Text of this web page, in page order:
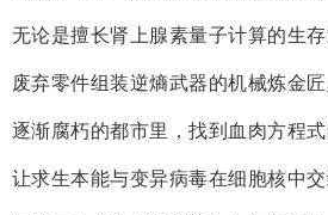
无论是擅长肾上腺素量子计算的生
废弃零件组装逆熵武器的机械炼金
逐渐腐朽的都市里，找到血肉方程
让求生本能与变异病毒在细胞核中